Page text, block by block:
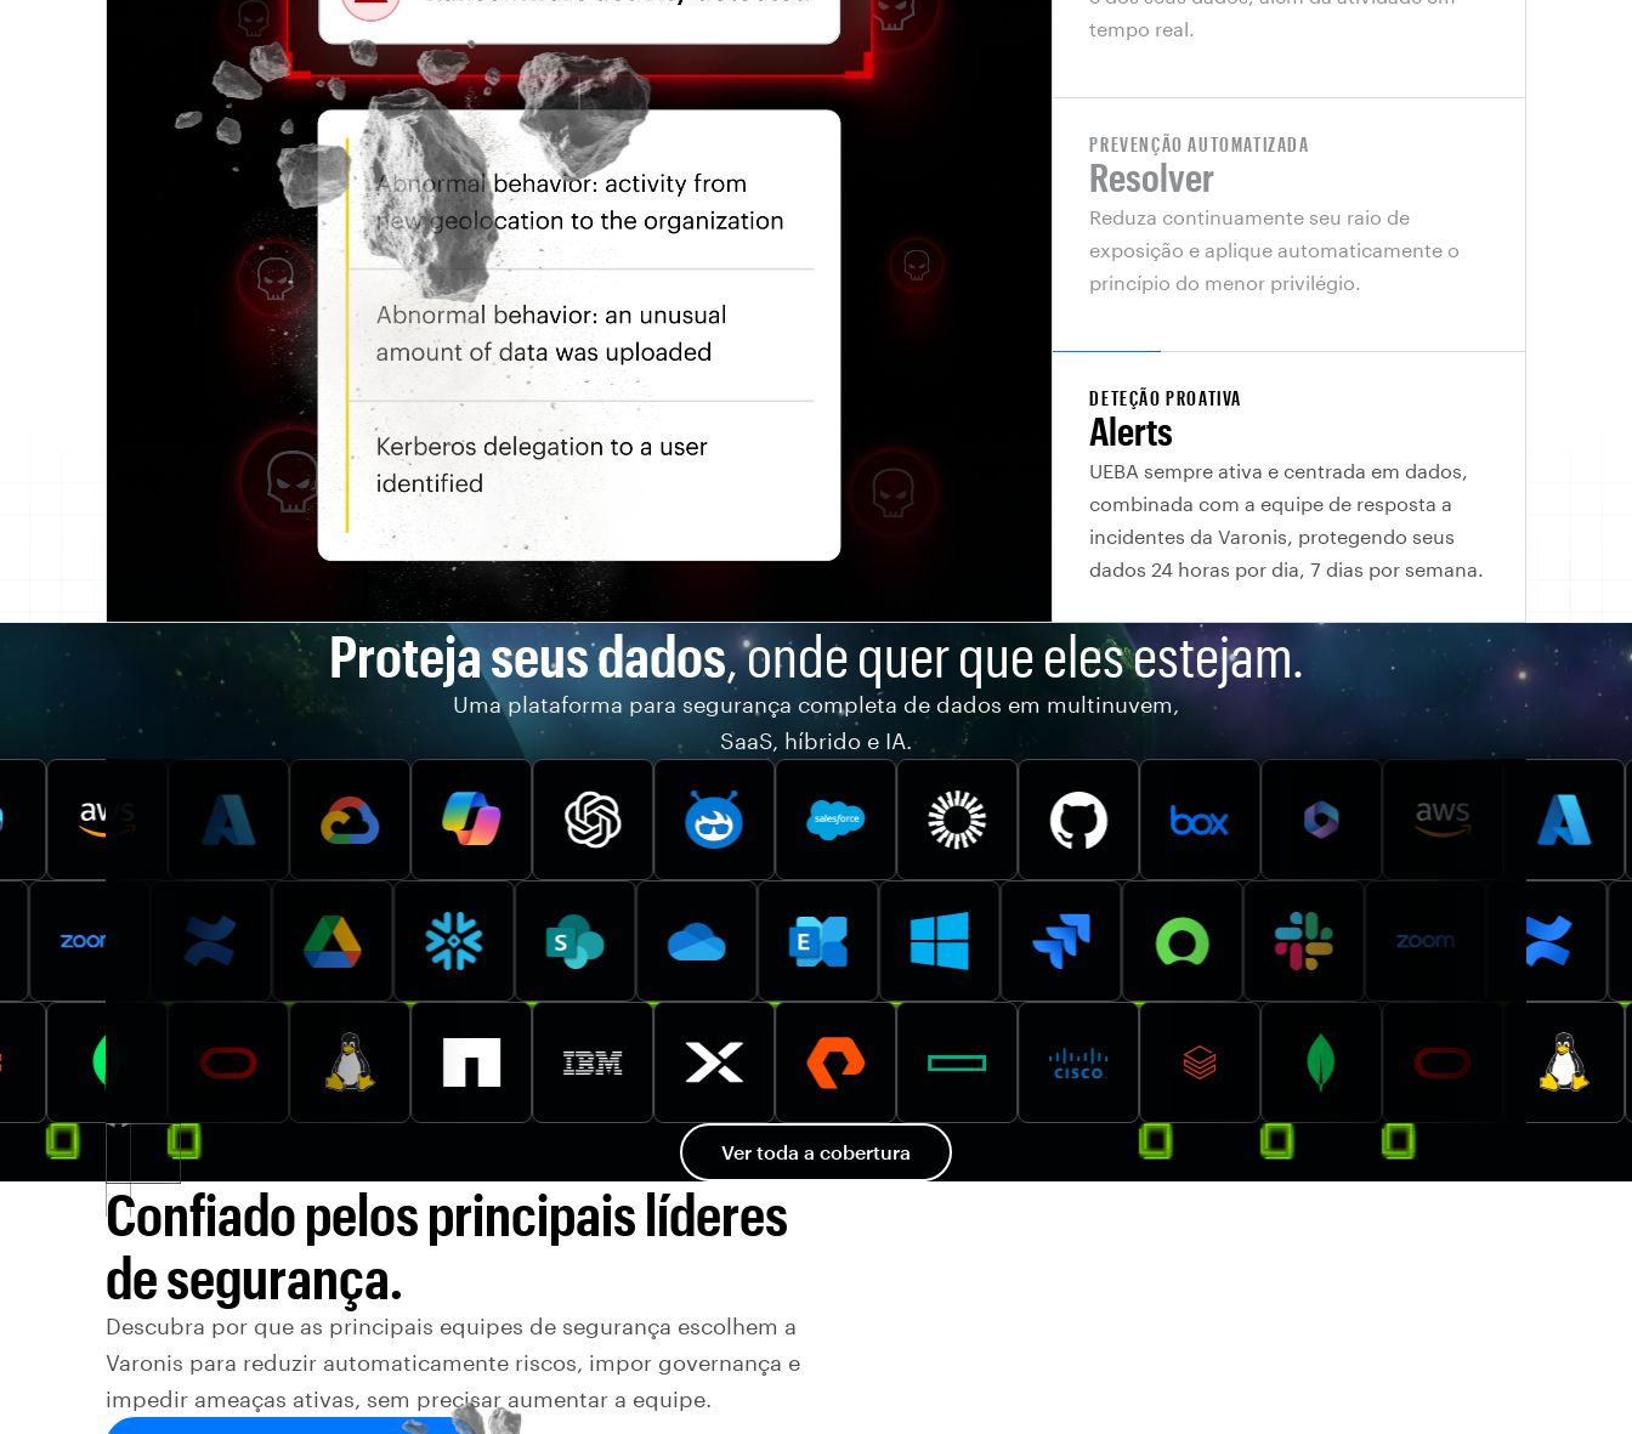
tempo real.
PREVENÇÃO AUTOMATIZADA
Resolver
Reduza continuamente seu raio de
exposição e aplique automaticamente o
princípio do menor privilégio.
DETEÇÃO PROATIVA
Alerts
UEBA sempre ativa e centrada em dados,
combinada com a equipe de resposta a
incidentes da Varonis, protegendo seus
dados 24 horas por dia, 7 dias por semana.
Proteja seus dados, onde quer que eles estejam.
Uma plataforma para segurança completa de dados em multinuvem,
SaaS, híbrido e IA.
Ver toda a cobertura
Confiado pelos principais líderes
de segurança.
Descubra por que as principais equipes de segurança escolhem a
Varonis para reduzir automaticamente riscos, impor governança e
impedir ameaças ativas, sem precisar aumentar a equipe.